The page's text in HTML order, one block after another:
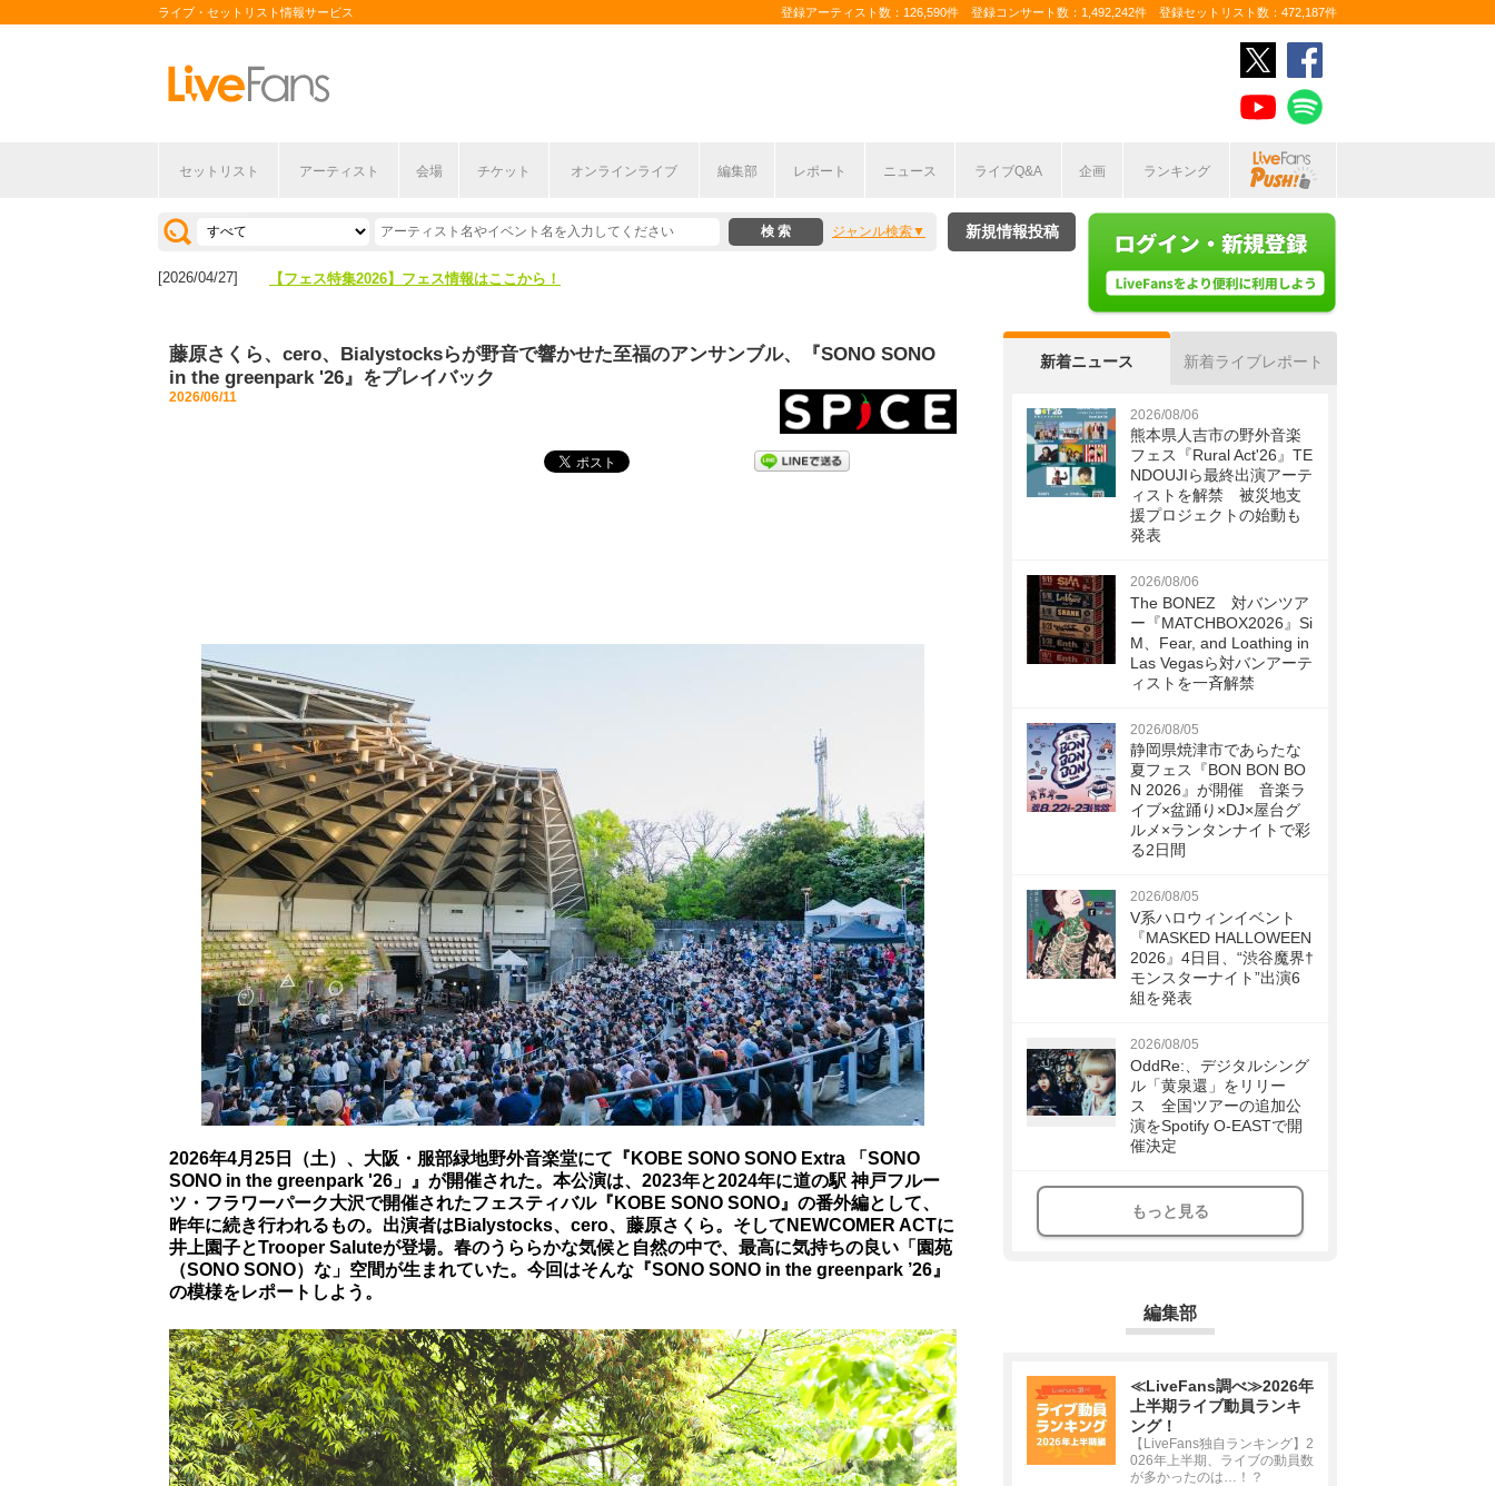
ライブ・セットリスト情報サービス 登録アーティスト数：126,590件 登録コンサート数：1,492,242件 登録セットリスト数：472,187件
セットリスト アーティスト 会場 チケット オンラインライブ 編集部 レポート ニュース ライブQ&A 企画 ランキング
ジャンル検索
[2026/07/28] 【ライブ動員ランキング】2026年上半期編発表！
[2026/04/27] 【フェス特集2026】フェス情報はここから！
新規情報投稿
藤原さくら、cero、Bialystocksらが野音で響かせた至福のアンサンブル、『SONO SONO
in the greenpark '26』をプレイバック
2026/06/11
2026年4月25日（土）、大阪・服部緑地野外音楽堂にて『KOBE SONO SONO Extra 「SONO
SONO in the greenpark '26」』が開催された。本公演は、2023年と2024年に道の駅 神戸フルー
ツ・フラワーパーク大沢で開催されたフェスティバル『KOBE SONO SONO』の番外編として、
昨年に続き行われるもの。出演者はBialystocks、cero、藤原さくら。そしてNEWCOMER ACTに
井上園子とTrooper Saluteが登場。春のうららかな気候と自然の中で、最高に気持ちの良い「園苑
（SONO SONO）な」空間が生まれていた。今回はそんな『SONO SONO in the greenpark ’26』
の模様をレポートしよう。
新着ニュース 新着ライブレポート
2026/08/06
熊本県人吉市の野外音楽
フェス『Rural Act'26』TE
NDOUJIら最終出演アーテ
ィストを解禁 被災地支
援プロジェクトの始動も
発表
2026/08/06
The BONEZ 対バンツア
ー『MATCHBOX2026』Si
M、Fear, and Loathing in
Las Vegasら対バンアーテ
ィストを一斉解禁
2026/08/05
静岡県焼津市であらたな
夏フェス『BON BON BO
N 2026』が開催 音楽ラ
イブ×盆踊り×DJ×屋台グ
ルメ×ランタンナイトで彩
る2日間
2026/08/05
V系ハロウィンイベント
『MASKED HALLOWEEN
2026』4日目、“渋谷魔界†
モンスターナイト”出演6
組を発表
2026/08/05
OddRe:、デジタルシング
ル「黄泉還」をリリー
ス 全国ツアーの追加公
演をSpotify O-EASTで開
催決定
もっと見る
編集部
≪LiveFans調べ≫2026年
上半期ライブ動員ランキ
ング！
【LiveFans独自ランキング】2
026年上半期、ライブの動員数
が多かったのは…！？